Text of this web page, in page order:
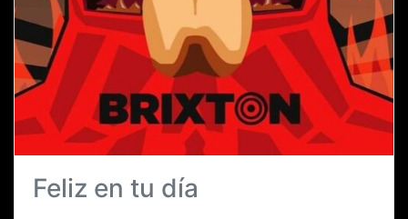
Feliz en tu día